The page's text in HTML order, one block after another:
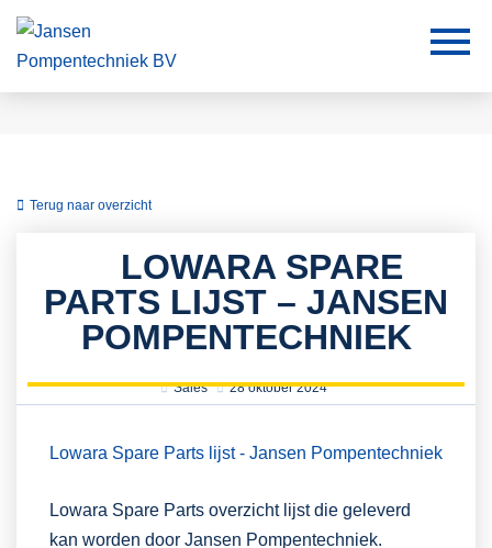
Terug naar overzicht
LOWARA SPARE
PARTS LIJST – JANSEN
POMPENTECHNIEK
Sales 28 oktober 2024
Lowara Spare Parts lijst - Jansen Pompentechniek
Lowara Spare Parts overzicht lijst die geleverd
kan worden door Jansen Pompentechniek.